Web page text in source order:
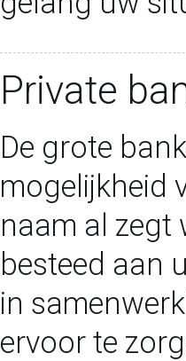
Private
De grote
mogelijkheid
naam al
besteed aan
in
ervoor te